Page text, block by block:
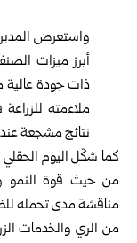
واستعرض
أبرز ميزات
ذات جودة
ملاءمته
نتائج مشجعة
كما شكّل اليوم
من حيث قوة النمو
مناقشة مدى تحمله
من الري والخدمات